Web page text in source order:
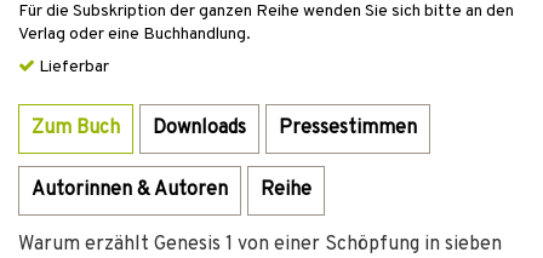
Für die Subskription der ganzen Reihe wenden Sie sich bitte an den
Verlag oder eine Buchhandlung.
Lieferbar
Zum Buch Downloads Pressestimmen
Autorinnen & Autoren Reihe
Warum erzählt Genesis 1 von einer Schöpfung in sieben